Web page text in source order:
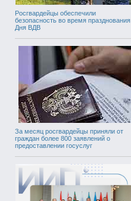
Росгвардейцы обеспечили
безопасность во время празднования
Дня ВДВ
За месяц росгвардейцы приняли от
граждан более 800 заявлений о
предоставлении госуслуг